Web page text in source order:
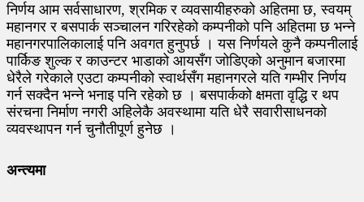
निर्णय आम सर्वसाधारण, श्रमिक र व्यवसायीहरुको अहितमा छ, स्वयम्
महानगर र बसपार्क सञ्चालन गरिरहेको कम्पनीको पनि अहितमा छ भन्ने
महानगरपालिकालाई पनि अवगत हुनुपर्छ । यस निर्णयले कुनै कम्पनीलाई
पार्किङ शुल्क र काउन्टर भाडाको आयसँग जोडिएको अनुमान बजारमा
धेरैले गरेकाले एउटा कम्पनीको स्वार्थसँग महानगरले यति गम्भीर निर्णय
गर्न सक्दैन भन्ने भनाइ पनि रहेको छ । बसपार्कको क्षमता वृद्धि र थप
संरचना निर्माण नगरी अहिलेकै अवस्थामा यति धेरै सवारीसाधनको
व्यवस्थापन गर्न चुनौतीपूर्ण हुनेछ ।
अन्त्यमा